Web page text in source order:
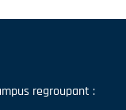
regroupant :